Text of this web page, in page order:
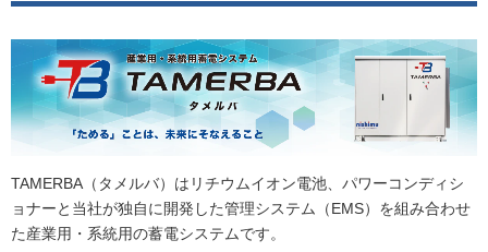
TAMERBA（タメルバ）はリチウムイオン電池、パワーコンディシ
ョナーと当社が独自に開発した管理システム（EMS）を組み合わせ
た産業用・系統用の蓄電システムです。